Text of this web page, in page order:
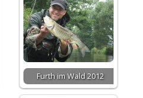
Furth im Wald 2012